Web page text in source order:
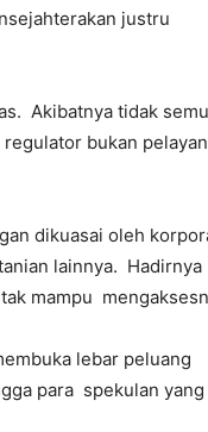
justru
Akibatnya tidak
bukan pelayan
dikuasai oleh
lainnya. Hadirnya
mampu
lebar peluang
para spekulan yang